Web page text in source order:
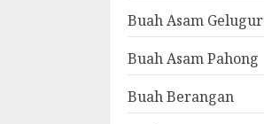
Buah Asam Gelugur
Buah Asam Pahong
Buah Berangan